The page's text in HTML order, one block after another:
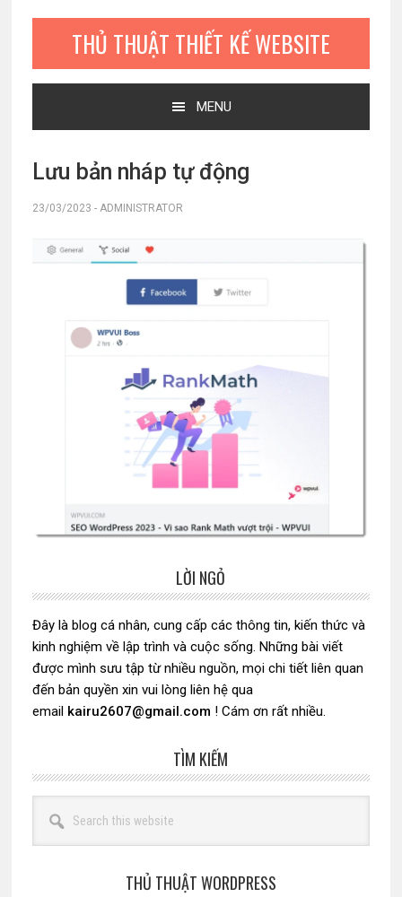
THỦ THUẬT THIẾT KẾ WEBSITE
MENU
Lưu bản nháp tự động
23/03/2023 - ADMINISTRATOR
chính
LỜI NGỎ
Đây là blog cá nhân, cung cấp các thông tin, kiến thức và
kinh nghiệm về lập trình và cuộc sống. Những bài viết
được mình sưu tập từ nhiều nguồn, mọi chi tiết liên quan
đến bản quyền xin vui lòng liên hệ qua
email kairu2607@gmail.com ! Cám ơn rất nhiều.
TÌM KIẾM
this
website
THỦ THUẬT WORDPRESS